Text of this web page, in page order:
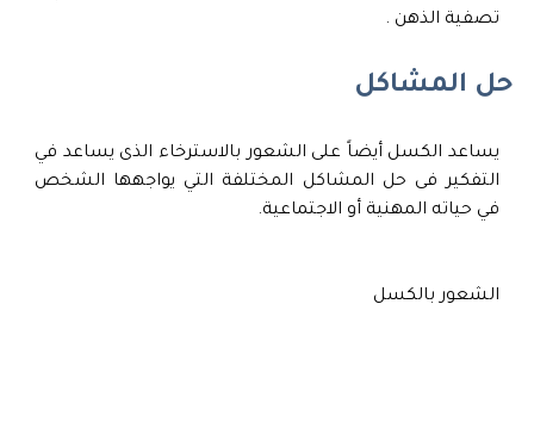
تصفية الذهن .
حل المشاكل
يساعد الكسل أيضاً على الشعور بالاسترخاء الذى يساعد في
التفكير فى حل المشاكل المختلفة التي يواجهها الشخص
في حياته المهنية أو الاجتماعية.
الشعور بالكسل